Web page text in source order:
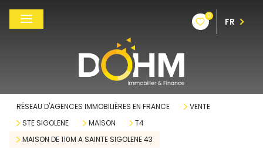
0
FR
RÉSEAU D'AGENCES IMMOBILIÈRES EN FRANCE
VENTE
STE SIGOLENE
MAISON
T4
MAISON DE 110M A SAINTE SIGOLENE 43